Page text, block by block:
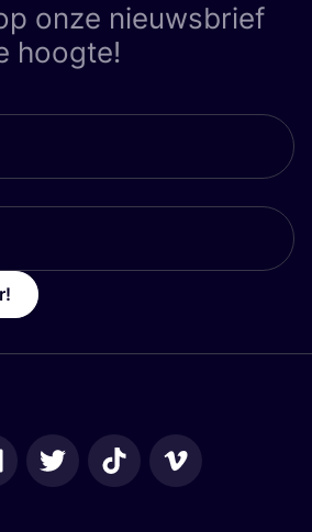
onze nieuwsbrief
hoogte!